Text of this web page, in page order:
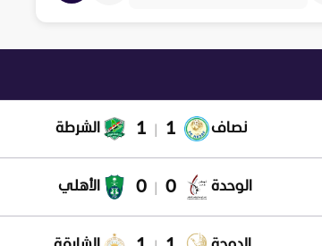
نصاف 1
1 الشرطة
الوحدة 0
0 الأهلي